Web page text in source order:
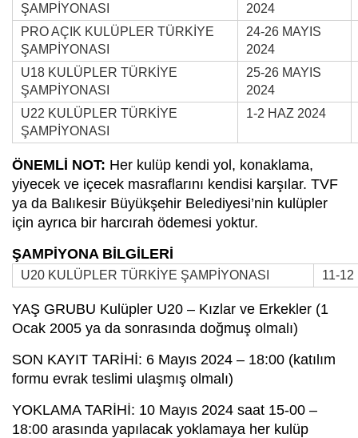
ŞAMPİYONASI
2024
PRO AÇIK KULÜPLER TÜRKİYE
ŞAMPİYONASI
24-26 MAYIS
2024
U18 KULÜPLER TÜRKİYE
ŞAMPİYONASI
25-26 MAYIS
2024
U22 KULÜPLER TÜRKİYE
ŞAMPİYONASI
1-2 HAZ 2024
ÖNEMLİ NOT: Her kulüp kendi yol, konaklama,
yiyecek ve içecek masraflarını kendisi karşılar. TVF
ya da Balıkesir Büyükşehir Belediyesi’nin kulüpler
için ayrıca bir harcırah ödemesi yoktur.
ŞAMPİYONA BİLGİLERİ
U20 KULÜPLER TÜRKİYE ŞAMPİYONASI 11-12
YAŞ GRUBU Kulüpler U20 – Kızlar ve Erkekler (1
Ocak 2005 ya da sonrasında doğmuş olmalı)
SON KAYIT TARİHİ: 6 Mayıs 2024 – 18:00 (katılım
formu evrak teslimi ulaşmış olmalı)
YOKLAMA TARİHİ: 10 Mayıs 2024 saat 15-00 –
18:00 arasında yapılacak yoklamaya her kulüp